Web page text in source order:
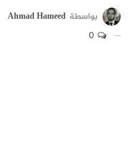
بواسطة Ahmad Hameed